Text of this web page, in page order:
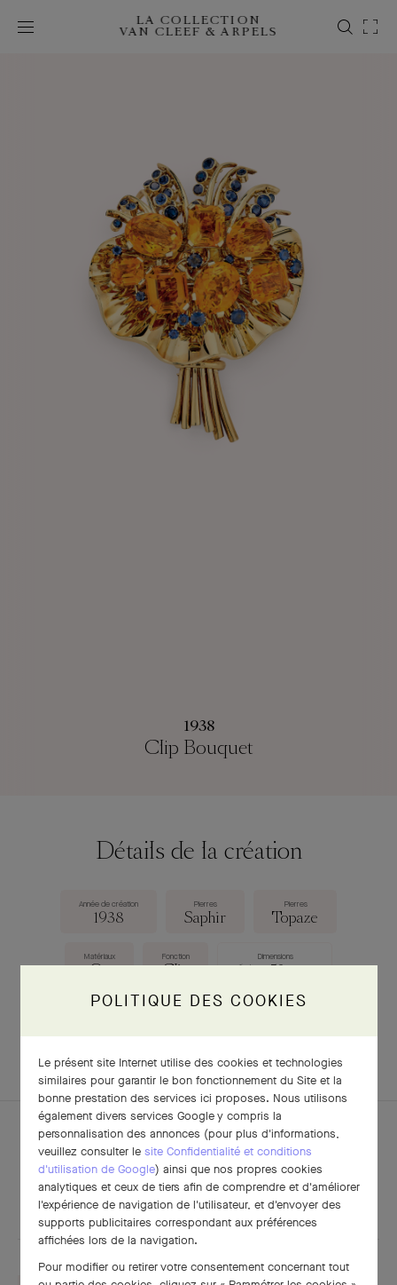
LA COLLECTION
VAN CLEEF & ARPELS
1938
Clip Bouquet
Détails de la création
Année de création
1938
Pierres
Saphir
Pierres
Topaze
Matériaux Fonction Dimensions
TÉLÉCHARGER LA FICHE
POUR APPROFONDIR
POLITIQUE DES COOKIES
Le présent site Internet utilise des cookies et technologies
similaires pour garantir le bon fonctionnement du Site et la
bonne prestation des services ici proposes. Nous utilisons
également divers services Google y compris la
personnalisation des annonces (pour plus d'informations,
veuillez consulter le site Confidentialité et conditions
d'utilisation de Google) ainsi que nos propres cookies
analytiques et ceux de tiers afin de comprendre et d'améliorer
l'expérience de navigation de l'utilisateur, et d'envoyer des
supports publicitaires correspondant aux préférences
affichées lors de la navigation.
Pour modifier ou retirer votre consentement concernant tout